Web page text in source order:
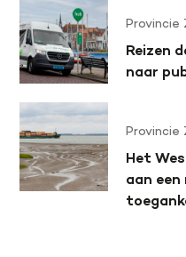
Provincie
Reizen
naar
Provincie
Het
aan een